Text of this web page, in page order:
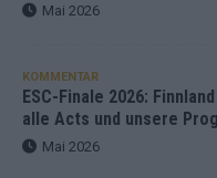
Mai 2026
KOMMENTAR
ESC-Finale 2026:
alle Acts und unsere
Mai 2026